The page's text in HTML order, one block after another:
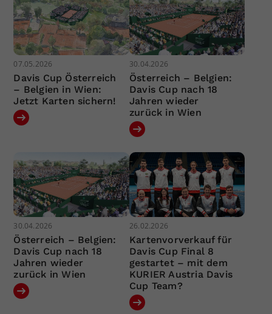
07.05.2026
Davis Cup Österreich
– Belgien in Wien:
Jetzt Karten sichern!
30.04.2026
Österreich – Belgien:
Davis Cup nach 18
Jahren wieder
zurück in Wien
30.04.2026
Österreich – Belgien:
Davis Cup nach 18
Jahren wieder
zurück in Wien
26.02.2026
Kartenvorverkauf für
Davis Cup Final 8
gestartet – mit dem
KURIER Austria Davis
Cup Team?